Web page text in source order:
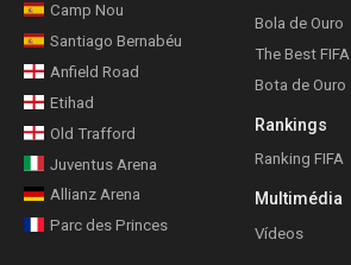
Camp Nou
Santiago Bernabéu
Anfield Road
Etihad
Old Trafford
Juventus Arena
Allianz Arena
Parc des Princes
Bola de Ouro
The Best FIFA
Bota de Ouro
Rankings
Ranking FIFA
Multimédia
Vídeos